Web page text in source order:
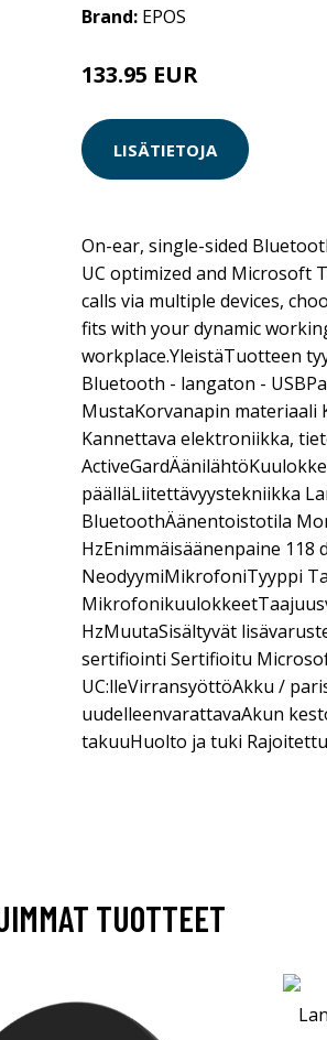
Brand: EPOS
133.95 EUR
LISÄTIETOJA
On-ear, single-sided
UC optimized and Microsoft
calls via multiple devices,
fits with your dynamic
workplace.YleistäTuotteen
Bluetooth - langaton -
MustaKorvanapin materiaali
Kannettava elektroniikka,
päälläLiitettävyystekniikka
BluetoothÄänentoistotila
HzEnimmäisäänenpaine
NeodyymiMikrofoniTyyppi
HzMuutaSisältyvät
sertifiointi Sertifioitu
UC:lleVirransyöttöAkku /
uudelleenvarattavaAkun
takuuHuolto ja tuki
TUOTTEET